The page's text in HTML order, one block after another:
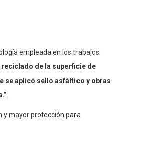
empleada en los trabajos:
de la superficie de
se aplicó sello asfáltico y obras
.
y mayor protección para